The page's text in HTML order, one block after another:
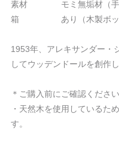
素材 モミ無垢材（手
箱 あり（木製ボック
1953年、アレキサンダー・
してウッデンドールを創作し
＊ご購入前にご確認ください
・天然木を使用しているた
す。